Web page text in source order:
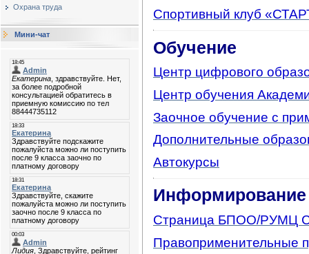
Охрана труда
Мини-чат
Спортивный клуб
Обучение
Центр цифрового
Центр обучения
Заочное обучение с
Дополнительные
Автокурсы
Информирование
Страница БПОО/РУМЦ
Правоприменительные